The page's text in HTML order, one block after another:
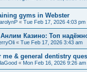
gyms in Webster
« Tue Feb 17, 2026 4:03 pm
Казино: Топ
« Tue Feb 17, 2026 3:43 am
me & general dentistry
« Mon Feb 16, 2026 9:26 am